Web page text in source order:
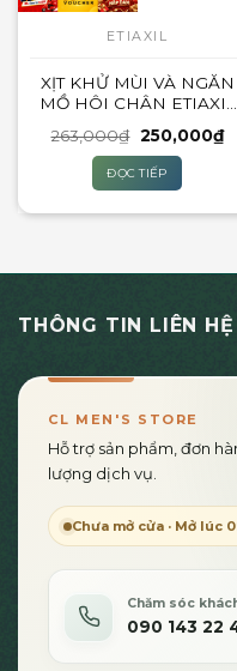
ETIAXIL
XỊT KHỬ MÙI VÀ NGĂN
MỒ HÔI CHÂN ETIAXIL
TRANSPIRANT 48H
SPRAY
263,000₫ Giá
là:
263,000₫.
250,000₫
ĐỌC TIẾP
THÔNG TIN LIÊN HỆ
CL MEN'S STORE
Hỗ trợ sản phẩm, đơn
lượng dịch vụ.
Chưa mở cửa · Mở lúc
Chăm sóc
090 143 22